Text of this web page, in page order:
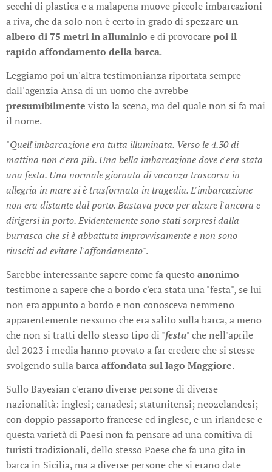
secchi di plastica e a malapena muove piccole imbarcazioni
a riva, che da solo non è certo in grado di spezzareun
albero di 75 metri in alluminio e di provocarepoi il
rapido affondamento della barca.
Leggiamo poi un'altra testimonianza riportata sempre
dall'agenzia Ansa di un uomo che avrebbe
presumibilmente visto la scena, ma del quale non si fa mai
il nome.
"Quell'imbarcazione era tutta illuminata. Verso le 4.30 di
mattina non c'era più. Una bella imbarcazione dove c'era stata
una festa. Una normale giornata di vacanza trascorsa in
allegria in mare si è trasformata in tragedia. L'imbarcazione
non era distante dal porto. Bastava poco per alzare l'ancora e
dirigersi in porto. Evidentemente sono stati sorpresi dalla
burrasca che si è abbattuta improvvisamente e non sono
riusciti ad evitare l'affondamento".
Sarebbe interessante sapere come fa questo anonimo
testimone a sapere che a bordo c'era stata una "festa", se lui
non era appunto a bordo e non conosceva nemmeno
apparentemente nessuno che era salito sulla barca, a meno
che non si tratti dello stesso tipo di "festa"che nell'aprile
del 2023 i media hanno provato a far credere che si stesse
svolgendo sulla barcaaffondata sul lago Maggiore.
Sullo Bayesian c'erano diverse persone di diverse
nazionalità: inglesi; canadesi; statunitensi; neozelandesi;
con doppio passaporto francese ed inglese, e un irlandese e
questa varietà di Paesi non fa pensare ad una comitiva di
turisti tradizionali, dello stesso Paese che fa una gita in
barca in Sicilia, ma a diverse persone che si erano date